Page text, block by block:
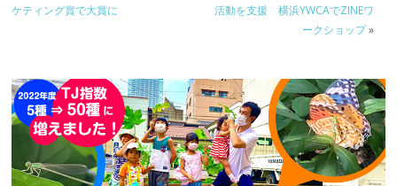
ケティング賞で大賞に
活動を支援 横浜YWCAでZINEワ
ークショップ»